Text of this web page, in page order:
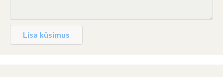
Lisa küsimus